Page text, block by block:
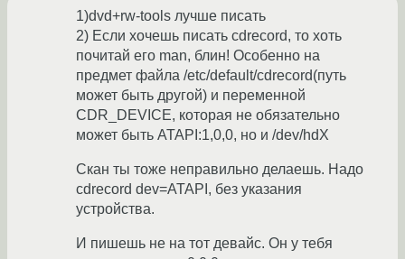
1)dvd+rw-tools лучше писать
2) Если хочешь писать cdrecord, то хоть
почитай его man, блин! Особенно на
предмет файла /etc/default/cdrecord(путь
может быть другой) и переменной
CDR_DEVICE, которая не обязательно
может быть ATAPI:1,0,0, но и /dev/hdX
Скан ты тоже неправильно делаешь. Надо
cdrecord dev=ATAPI, без указания
устройства.
И пишешь не на тот девайс. Он у тебя